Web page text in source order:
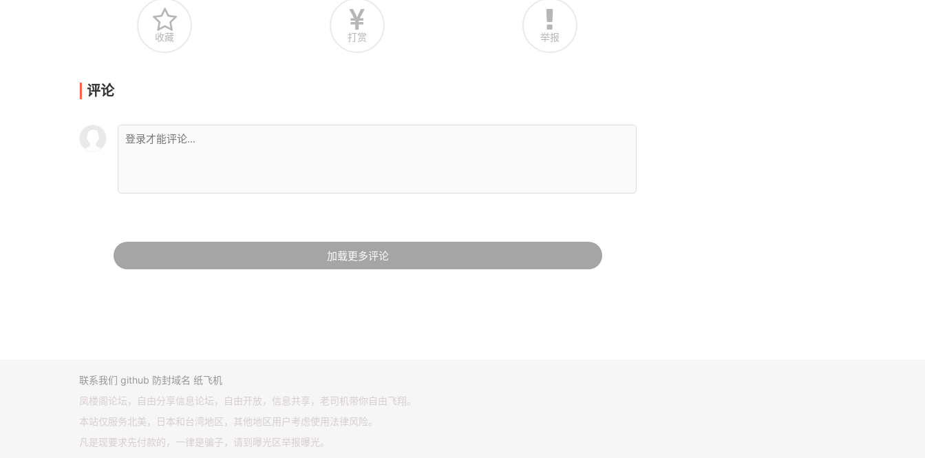
收藏 打赏 举报
评论
加载更多评论
联系我们 github 防封域名 纸飞机
凤楼阁论坛，自由分享信息论坛，自由开放，信息共享，老司机带你自由飞翔。
本站仅服务北美，日本和台湾地区，其他地区用户考虑使用法律风险。
凡是现要求先付款的，一律是骗子，请到曝光区举报曝光。